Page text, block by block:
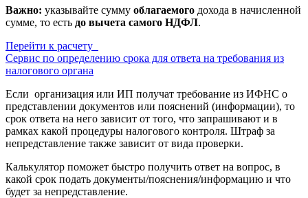
Важно: указывайте сумму облагаемого дохода в начисленной
сумме, то есть до вычета самого НДФЛ.
Перейти к расчету
Сервис по определению срока для ответа на требования из
налогового органа
Если организация или ИП получат требование из ИФНС о
представлении документов или пояснений (информации), то
срок ответа на него зависит от того, что запрашивают и в
рамках какой процедуры налогового контроля. Штраф за
непредставление также зависит от вида проверки.
Калькулятор поможет быстро получить ответ на вопрос, в
какой срок подать документы/пояснения/информацию и что
будет за непредставление.